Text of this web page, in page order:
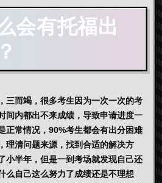
会有托福出
三而竭，很多考生因为一次一次的考
间内都出不来成绩，导致申请进度一
正常情况，90%考生都会有出分困难
理清问题来源，找到合适的解决方
小半年，但是一到考场就发现自己还
么自己这么努力了成绩还是不理想